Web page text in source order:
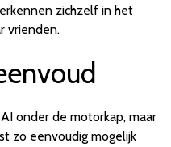
zichzelf in het
vrienden.
onder de motorkap, maar
zo eenvoudig mogelijk